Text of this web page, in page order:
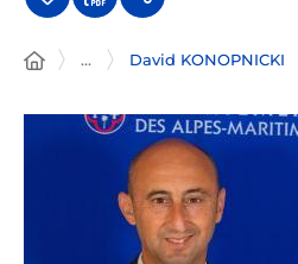
... David KONOPNICKI